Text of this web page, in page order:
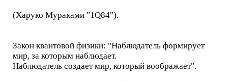
(Харуко Мураками "1Q84").
Закон квантовой физики: "Наблюдатель формирует
мир, за которым наблюдает.
Наблюдатель создает мир, который воображает".